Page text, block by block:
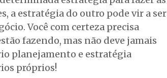
a estratégia do outro pode vir a ser
Você com certeza precisa
fazendo, mas não deve jamais
planejamento e estratégia
próprios!